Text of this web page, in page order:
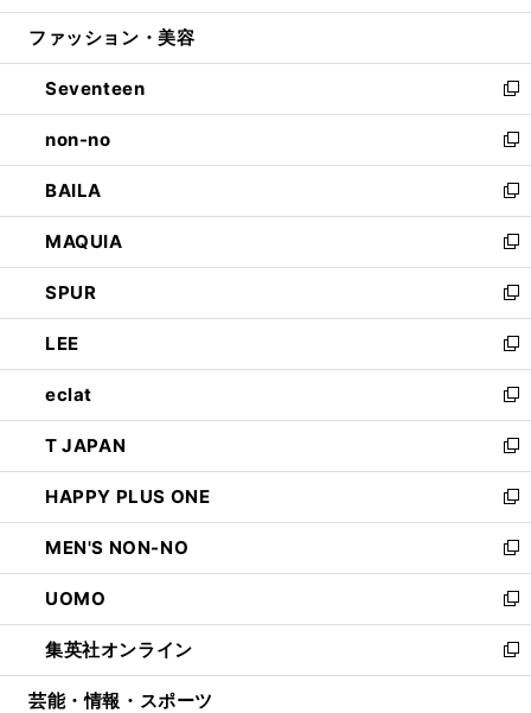
開
ウ
開
く
ン
ウ
で
開
く
ウ
ン
ド
ウ
で
開
く
ファッション・美容
Seventeen
新
し
い
ウ
ィ
ン
ド
ウ
で
開
く
non-no
新
し
い
ウ
ィ
ン
ド
ウ
で
開
く
BAILA
新
し
い
ウ
ィ
ン
ド
ウ
で
開
く
MAQUIA
新
し
い
ウ
ィ
ン
ド
ウ
で
開
く
SPUR
新
し
い
ウ
ィ
ン
ド
ウ
で
開
く
LEE
新
し
い
ウ
ィ
ン
ド
ウ
で
開
く
eclat
新
し
い
ウ
ィ
ン
ド
ウ
で
開
く
T JAPAN
新
し
い
ウ
ィ
ン
ド
ウ
で
開
HAPPY PLUS ONE
新
し
い
ウ
ィ
ン
ド
ウ
MEN'S NON-NO
新
し
い
ウ
ィ
ン
UOMO
新
し
い
ウ
集英社オンライン
新
し
芸能・情報・スポーツ